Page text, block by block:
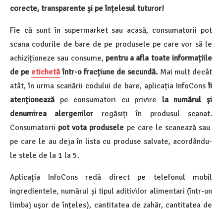
corecte, transparente și pe înțelesul tuturor!
Fie că sunt în supermarket sau acasă, consumatorii pot
scana codurile de bare de pe produsele pe care vor să le
achiziționeze sau consume, pentru a afla toate informațiile
de pe etichetă într-o fracțiune de secundă. Mai mult decât
atât, în urma scanării codului de bare, aplicația InfoConsîi
atenționează pe consumatori cu privire la numărul și
denumirea alergenilor regăsiți în produsul scanat.
Consumatorii pot vota produsele pe care le scanează sau
pe care le au deja în lista cu produse salvate, acordându-
le stele de la 1 la 5.
Aplicația InfoCons redă direct pe telefonul mobil
ingredientele, numărul și tipul aditivilor alimentari (într-un
limbaj ușor de înțeles), cantitatea de zahăr, cantitatea de